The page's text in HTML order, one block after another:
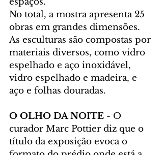
No total, a mostra apresenta 25
obras em grandes dimensões.
As esculturas são compostas por
materiais diversos, como vidro
espelhado e aço inoxidável,
vidro espelhado e madeira, e
aço e folhas douradas.
O OLHO DA NOITE - O
curador Marc Pottier diz que o
título da exposição evoca o